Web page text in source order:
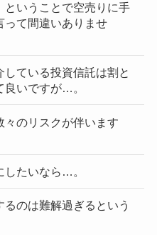
ということで空売りに手
って間違いありませ
ている投資信託は割と
良いですが…。
のリスクが伴います
したいなら…。
のは難解過ぎるという